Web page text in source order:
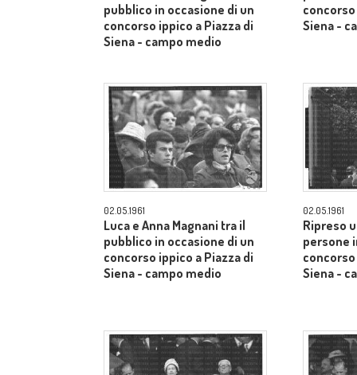
pubblico in occasione di un
concorso ippico a Piazza di
Siena - campo medio
Siena -
02.05.1961
Luca e Anna Magnani tra il
pubblico in occasione di un
concorso ippico a Piazza di
Siena - campo medio
02.05.1961
Ripreso
persone
Siena -